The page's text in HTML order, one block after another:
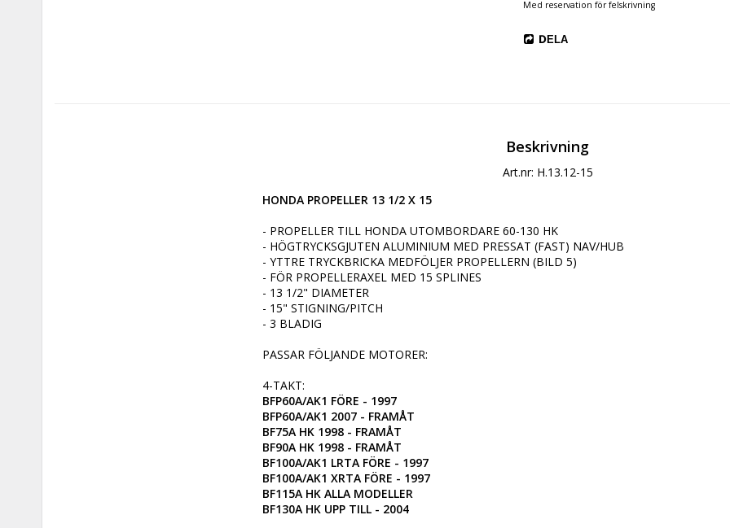
Med reservation för felskrivning
DELA
Beskrivning
Art.nr: H.13.12-15
HONDA PROPELLER 13 1/2 X 15
- PROPELLER TILL HONDA UTOMBORDARE 60-130 HK
- HÖGTRYCKSGJUTEN ALUMINIUM MED PRESSAT (FAST) NAV/HUB
- YTTRE TRYCKBRICKA MEDFÖLJER PROPELLERN (BILD 5)
- FÖR PROPELLERAXEL MED 15 SPLINES
- 13 1/2" DIAMETER
- 15" STIGNING/PITCH
- 3 BLADIG
PASSAR FÖLJANDE MOTORER:
BFP60A/AK1 FÖRE - 1997
BFP60A/AK1 2007 - FRAMÅT
BF75A HK 1998 - FRAMÅT
BF90A HK 1998 - FRAMÅT
BF100A/AK1 LRTA FÖRE - 1997
BF100A/AK1 XRTA FÖRE - 1997
BF115A HK ALLA MODELLER
BF130A HK UPP TILL - 2004